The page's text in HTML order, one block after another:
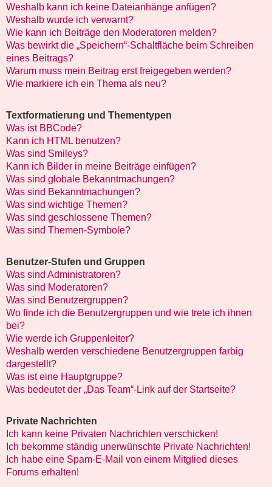
Weshalb kann ich keine Dateianhänge anfügen?
Weshalb wurde ich verwarnt?
Wie kann ich Beiträge den Moderatoren melden?
Was bewirkt die „Speichern“-Schaltfläche beim Schreiben
eines Beitrags?
Warum muss mein Beitrag erst freigegeben werden?
Wie markiere ich ein Thema als neu?
Textformatierung und Thementypen
Was ist BBCode?
Kann ich HTML benutzen?
Was sind Smileys?
Kann ich Bilder in meine Beiträge einfügen?
Was sind globale Bekanntmachungen?
Was sind Bekanntmachungen?
Was sind wichtige Themen?
Was sind geschlossene Themen?
Was sind Themen-Symbole?
Benutzer-Stufen und Gruppen
Was sind Administratoren?
Was sind Moderatoren?
Was sind Benutzergruppen?
Wo finde ich die Benutzergruppen und wie trete ich ihnen
bei?
Wie werde ich Gruppenleiter?
Weshalb werden verschiedene Benutzergruppen farbig
dargestellt?
Was ist eine Hauptgruppe?
Was bedeutet der „Das Team“-Link auf der Startseite?
Private Nachrichten
Ich kann keine Privaten Nachrichten verschicken!
Ich bekomme ständig unerwünschte Private Nachrichten!
Ich habe eine Spam-E-Mail von einem Mitglied dieses
Forums erhalten!